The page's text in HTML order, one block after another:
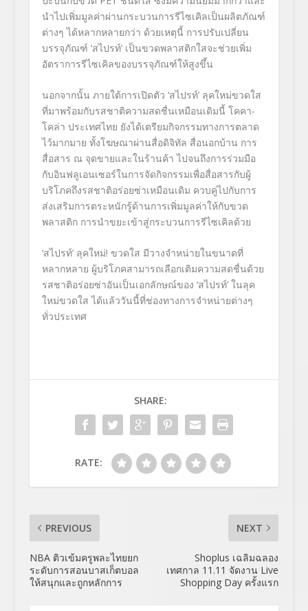
นำไปเพิ่มมูลค่าผ่านกระบวนการรีไซเคิลเป็นผลิตภัณฑ์
ต่างๆ ได้หลากหลายกว่า ด้วยเหตุนี้ การปรับเปลี่ยน
บรรจุภัณฑ์ ‘สไปรท์’เป็นขวดพลาสติกใสจะช่วยเพิ่ม
อัตราการรีไซเคิลของบรรจุภัณฑ์ให้สูงขึ้น
นอกจากนั้น ภายใต้การเปิดตัว ‘สไปรท์’ ลุคใหม่ขวดใส
ที่มาพร้อมกับรสชาติความสดชื่นเหมือนเดิมนี้ โคคา-
โคล่า ประเทศไทย ยังได้เตรียมกิจกรรมทางการตลาด
ไว้มากมาย ทั้งโฆษณาผ่านสื่อดิจิทัล สื่อนอกบ้าน การ
สื่อสาร ณ จุดขายและในร้านค้า ไปจนถึงการร่วมมือ
กับอินฟลูเอนเซอร์ในการจัดกิจกรรมเพื่อสื่อสารกับผู้
บริโภคถึงรสชาติอร่อยซ่าเหมือนเดิม ควบคู่ไปกับการ
ส่งเสริมการตระหนักรู้ด้านการเพิ่มมูลค่าให้กับขวด
พลาสติก การนำขยะเข้าสู่กระบวนการรีไซเคิลด้วย
‘สไปรท์’ลุคใหม่! ขวดใส มีวางจำหน่ายในขนาดที่
หลากหลาย ผู้บริโภคสามารถเลือกเติมความสดชื่นด้วย
รสชาติอร่อยซ่าอันเป็นเอกลักษณ์ของ ‘สไปรท์’ในลุค
ใหม่ขวดใส ได้แล้ววันนี้ที่ช่องทางการจำหน่ายต่างๆ
ทั่วประเทศ
SHARE:
RATE:
PREVIOUS
NBA ติวเข้มครูพละไทยยก
ระดับการสอนบาสเก็ตบอล
ให้สนุกและถูกหลักการ
NEXT
Shoplus เฉลิมฉลอง
เทศกาล 11.11 จัดงาน Live
Shopping Day ครั้งแรก